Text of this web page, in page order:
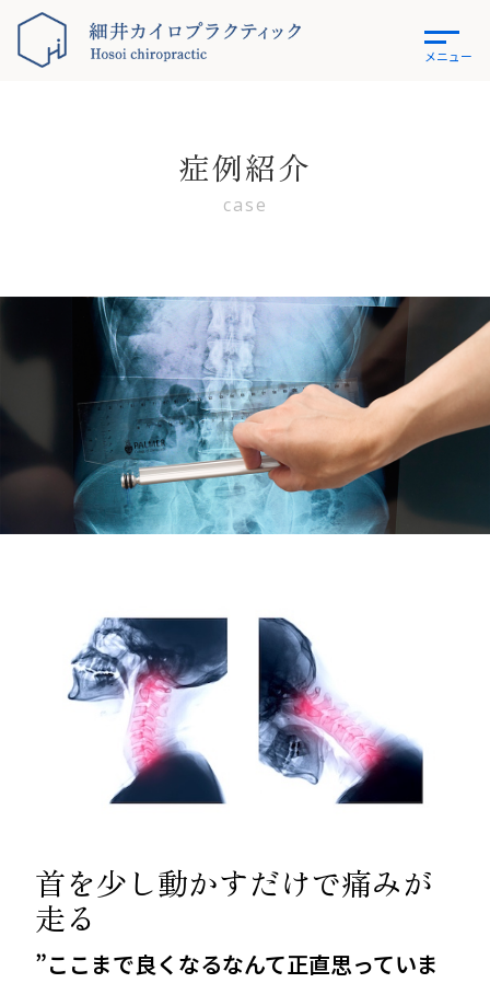
メニュー
症例紹介
case
首を少し動かすだけで痛みが
走る
”ここまで良くなるなんて正直思っていま